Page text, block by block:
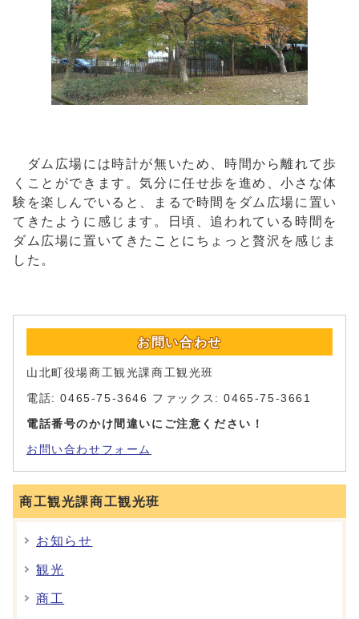
ダム広場には時計が無いため、時間から離れて歩
くことができます。気分に任せ歩を進め、小さな体
験を楽しんでいると、まるで時間をダム広場に置い
てきたように感じます。日頃、追われている時間を
ダム広場に置いてきたことにちょっと贅沢を感じま
した。
お問い合わせ
山北町役場商工観光課商工観光班
電話: 0465-75-3646 ファックス: 0465-75-3661
電話番号のかけ間違いにご注意ください！
お問い合わせフォーム
商工観光課商工観光班
お知らせ
観光
商工